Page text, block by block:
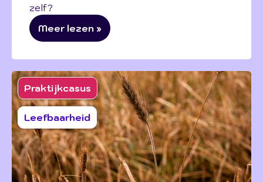
zelf?
Meer lezen »
Praktijkcasus
Leefbaarheid